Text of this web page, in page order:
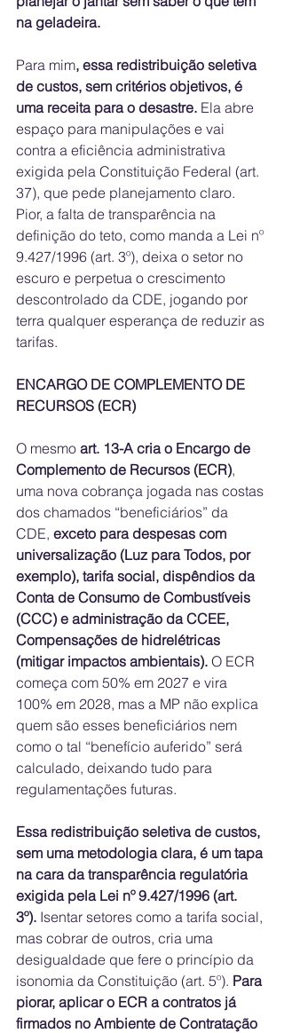
na geladeira.
Para mim, essa redistribuição seletiva
de custos, sem critérios objetivos, é
uma receita para o desastre. Ela abre
espaço para manipulações e vai
contra a eficiência administrativa
exigida pela Constituição Federal (art.
37), que pede planejamento claro.
Pior, a falta de transparência na
definição do teto, como manda a Lei nº
9.427/1996 (art. 3º), deixa o setor no
escuro e perpetua o crescimento
descontrolado da CDE, jogando por
terra qualquer esperança de reduzir as
tarifas.
ENCARGO DE COMPLEMENTO DE
RECURSOS (ECR)
O mesmo art. 13-A cria o Encargo de
Complemento de Recursos (ECR),
uma nova cobrança jogada nas costas
dos chamados “beneficiários” da
CDE, exceto para despesas com
universalização (Luz para Todos, por
exemplo), tarifa social, dispêndios da
Conta de Consumo de Combustíveis
(CCC) e administração da CCEE,
Compensações de hidrelétricas
(mitigar impactos ambientais). O ECR
começa com 50% em 2027 e vira
100% em 2028, mas a MP não explica
quem são esses beneficiários nem
como o tal “benefício auferido” será
calculado, deixando tudo para
regulamentações futuras.
Essa redistribuição seletiva de custos,
sem uma metodologia clara, é um tapa
na cara da transparência regulatória
exigida pela Lei nº 9.427/1996 (art.
3º). Isentar setores como a tarifa social,
mas cobrar de outros, cria uma
desigualdade que fere o princípio da
isonomia da Constituição (art. 5º). Para
piorar, aplicar o ECR a contratos já
firmados no Ambiente de Contratação